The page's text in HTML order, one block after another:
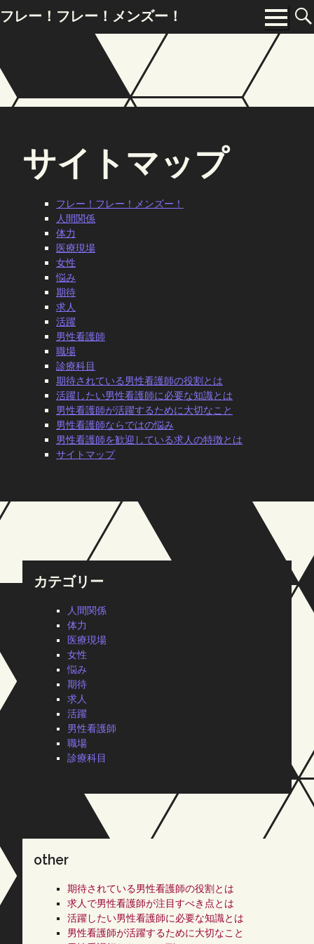
to
フレー！フレー！メンズー！ Menu
サイトマップ
フレー！フレー！メンズー！
人間関係
体力
医療現場
女性
悩み
期待
求人
活躍
男性看護師
職場
診療科目
期待されている男性看護師の役割とは
活躍したい男性看護師に必要な知識とは
男性看護師が活躍するために大切なこと
男性看護師ならではの悩み
男性看護師を歓迎している求人の特徴とは
サイトマップ
カテゴリー
人間関係
体力
医療現場
女性
悩み
期待
求人
活躍
男性看護師
職場
診療科目
other
期待されている男性看護師の役割とは
求人で男性看護師が注目すべき点とは
活躍したい男性看護師に必要な知識とは
男性看護師が活躍するために大切なこと